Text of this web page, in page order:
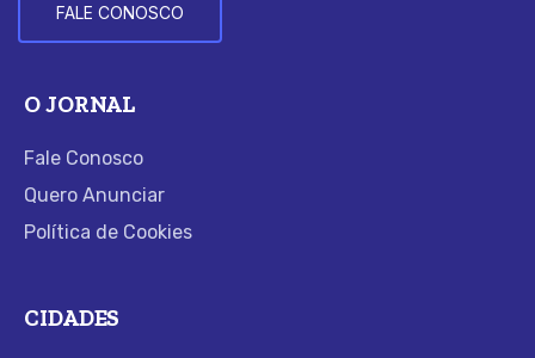
FALE CONOSCO
O JORNAL
Fale Conosco
Quero Anunciar
Política de Cookies
CIDADES